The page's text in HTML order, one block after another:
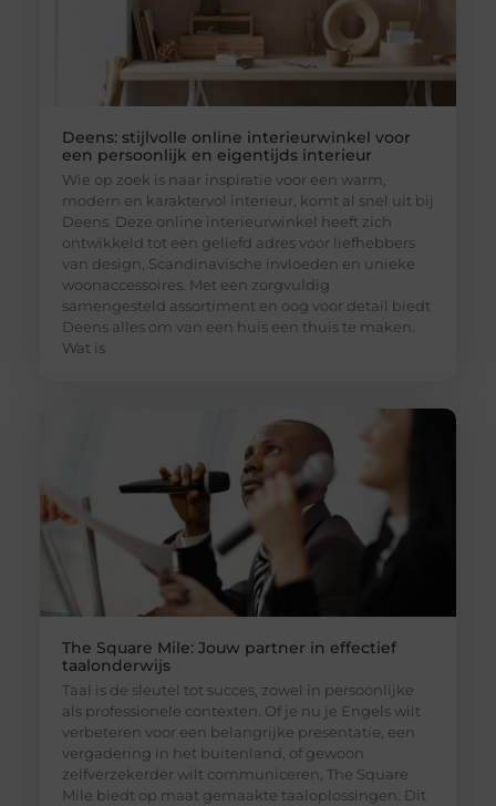
Deens: stijlvolle online interieurwinkel voor
een persoonlijk en eigentijds interieur
Wie op zoek is naar inspiratie voor een warm,
modern en karaktervol interieur, komt al snel uit bij
Deens. Deze online interieurwinkel heeft zich
ontwikkeld tot een geliefd adres voor liefhebbers
van design, Scandinavische invloeden en unieke
woonaccessoires. Met een zorgvuldig
samengesteld assortiment en oog voor detail biedt
Deens alles om van een huis een thuis te maken.
Wat is
The Square Mile: Jouw partner in effectief
taalonderwijs
Taal is de sleutel tot succes, zowel in persoonlijke
als professionele contexten. Of je nu je Engels wilt
verbeteren voor een belangrijke presentatie, een
vergadering in het buitenland, of gewoon
zelfverzekerder wilt communiceren, The Square
Mile biedt op maat gemaakte taaloplossingen. Dit